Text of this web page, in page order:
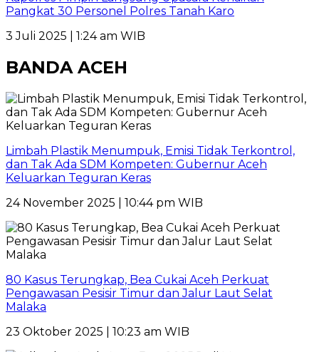
Pangkat 30 Personel Polres Tanah Karo
3 Juli 2025 | 1:24 am WIB
BANDA ACEH
Limbah Plastik Menumpuk, Emisi Tidak Terkontrol,
dan Tak Ada SDM Kompeten: Gubernur Aceh
Keluarkan Teguran Keras
24 November 2025 | 10:44 pm WIB
80 Kasus Terungkap, Bea Cukai Aceh Perkuat
Pengawasan Pesisir Timur dan Jalur Laut Selat
Malaka
23 Oktober 2025 | 10:23 am WIB